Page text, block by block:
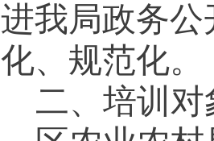
进我局政务
化、规范化。
二、培训对